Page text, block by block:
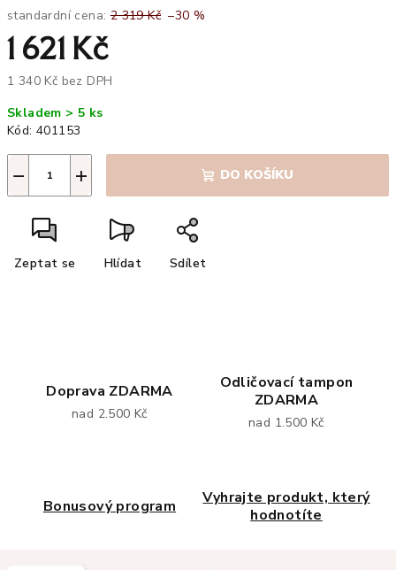
standardní cena: 2 319 Kč –30 %
1 621 Kč
1 340 Kč bez DPH
cena:
Skladem > 5 ks
Kód: 401153
+
− DO KOŠÍKU
Zeptat se Hlídat Sdílet
Doprava ZDARMA
nad 2.500 Kč
Odličovací tampon
ZDARMA
nad 1.500 Kč
Bonusový program
Vyhrajte produkt, který
hodnotíte